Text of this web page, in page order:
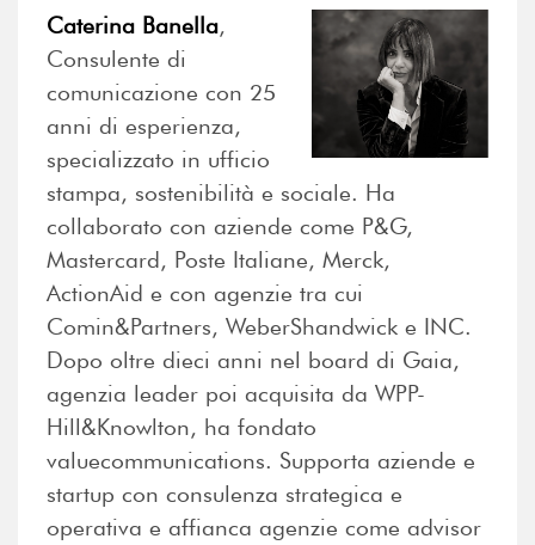
Caterina Banella,
Consulente di
comunicazione con 25
anni di esperienza,
specializzato in ufficio
stampa, sostenibilità e sociale. Ha
collaborato con aziende come P&G,
Mastercard, Poste Italiane, Merck,
ActionAid e con agenzie tra cui
Comin&Partners, WeberShandwick e INC.
Dopo oltre dieci anni nel board di Gaia,
agenzia leader poi acquisita da WPP-
Hill&Knowlton, ha fondato
valuecommunications. Supporta aziende e
startup con consulenza strategica e
operativa e affianca agenzie come advisor